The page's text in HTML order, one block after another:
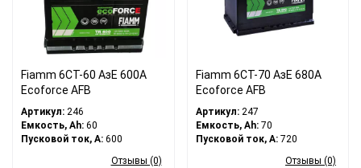
Fiamm 6СТ-60 АзЕ 600А
Ecoforce AFB
Артикул: 246
Емкость, Ah: 60
Пусковой ток, A: 600
Отзывы (0)
Fiamm 6СТ-70 АзЕ 680А
Ecoforce AFB
Артикул:247
Емкость, Ah:70
Пусковой ток, A:720
Отзывы (0)